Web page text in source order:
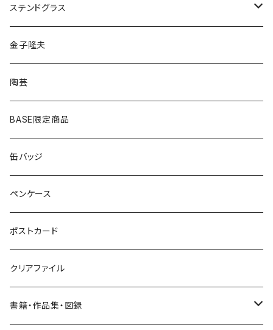
ゴールド
シルバー
ピアス
ゴールド
シルバー
ネックレス
ピアス
イヤリング
ヘアゴム
ポニーフック
ブローチ
ステンドグラス
アクセサリー
イヤリング
ピアス
雑貨・小物
金子隆夫
陶芸
BASE限定商品
缶バッジ
ペンケース
ポストカード
クリアファイル
書籍・作品集・図録